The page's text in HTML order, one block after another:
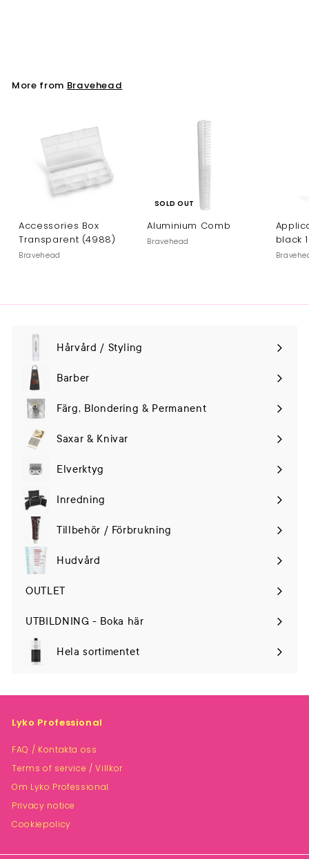
More from Bravehead
Accessories Box
Transparent (4988)
Bravehead
SOLD OUT
Aluminium Comb
Bravehead
black
Hårvård / Styling
Expand
submenuBarber
Färg, Blondering & Permanent
Saxar & Knivar
Elverktyg
Expand
submenuInredning
Tillbehör / Förbrukning
Hudvård
Expand
submenu
OUTLET
UTBILDNING - Boka här
Hela sortimentet
Lyko Professional
FAQ / Kontakta oss
Terms of service / Villkor
Om Lyko Professional
Privacy notice
Cookiepolicy